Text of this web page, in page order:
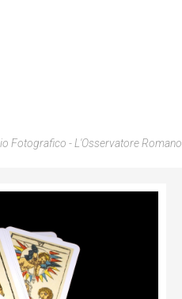
Fotografico - L'Osservatore Romano